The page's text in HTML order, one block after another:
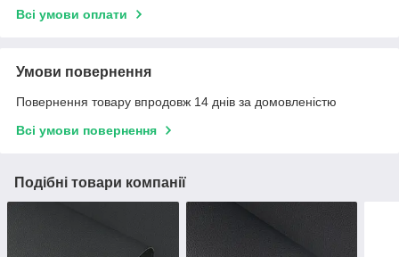
Всі умови оплати
Умови повернення
Повернення товару впродовж 14 днів за домовленістю
Всі умови повернення
Подібні товари компанії